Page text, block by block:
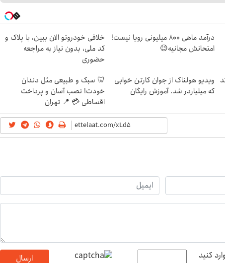
درآمد ماهی 800 میلیونی رویا نیست!
امتحانش مجانیه😉
خلافی خودروتو الان ببین، با پلاک و
کد ملی، بدون نیاز به مراجعه
حضوری
ویدیو هولناک از جوان کارتن خوابی
که میلیاردر شد. آموزش رایگان
🦷 سبک و طبیعی مثل دندان
خودت! نصب آسان و پرداخت
اقساطی 💳 📍 تهران
کنید ارسال